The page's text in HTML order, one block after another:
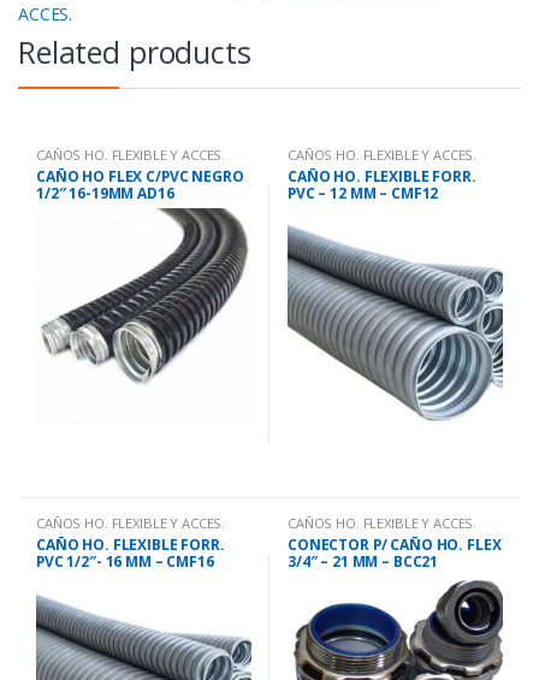
ACCES.
Related products
CAÑOS HO. FLEXIBLE Y ACCES.
CAÑO HO FLEX C/PVC NEGRO
1/2″ 16-19MM AD16
CAÑOS HO. FLEXIBLE Y ACCES.
CAÑO HO. FLEXIBLE FORR.
PVC – 12 MM – CMF12
CAÑOS HO. FLEXIBLE Y ACCES.
CAÑO HO. FLEXIBLE FORR.
PVC 1/2″- 16 MM – CMF16
CAÑOS HO. FLEXIBLE Y ACCES.
CONECTOR P/ CAÑO HO. FLEX
3/4″ – 21 MM – BCC21